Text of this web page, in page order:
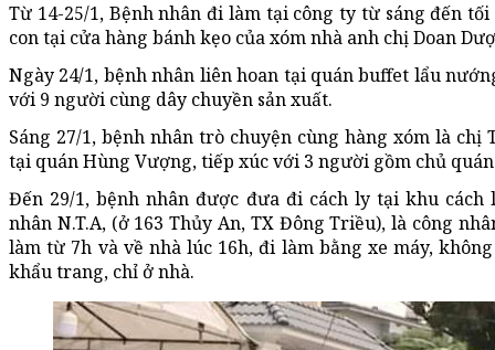
Từ 14-25/1, Bệnh nhân đi làm tại công ty từ sáng đến
con tại cửa hàng bánh kẹo của xóm nhà anh chị Doan
Ngày 24/1, bệnh nhân liên hoan tại quán buffet lẩu
với 9 người cùng dây chuyền sản xuất.
Sáng 27/1, bệnh nhân trò chuyện cùng hàng xóm là
tại quán Hùng Vượng, tiếp xúc với 3 người gồm chủ
Đến 29/1, bệnh nhân được đưa đi cách ly tại khu
nhân N.T.A, (ở 163 Thủy An, TX Đông Triều), là công
làm từ 7h và về nhà lúc 16h, đi làm bằng xe máy,
khẩu trang, chỉ ở nhà.